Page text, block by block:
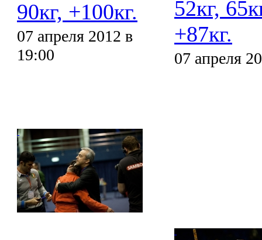
90кг, +100кг.
07 апреля 2012 в
19:00
52кг,
+87кг.
07 апреля